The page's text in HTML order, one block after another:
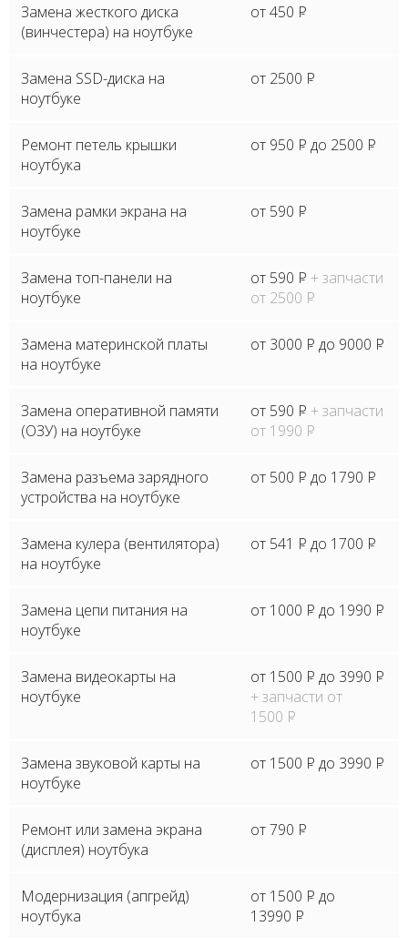
Замена жесткого диска
(винчестера) на ноутбуке
от 450 P
Замена SSD-диска на
ноутбуке
от 2500 P
Ремонт петель крышки
ноутбука
от 950 P до 2500 P
Замена рамки экрана на
ноутбуке
от 590 P
Замена топ-панели на
ноутбуке
от 590 P + запчасти
от 2500 P
Замена материнской платы
на ноутбуке
от 3000 P до 9000 P
Замена оперативной памяти
(ОЗУ) на ноутбуке
от 590 P + запчасти
от 1990 P
Замена разъема зарядного
устройства на ноутбуке
от 500 P до 1790 P
Замена кулера (вентилятора)
на ноутбуке
от 541 P до 1700 P
Замена цепи питания на
ноутбуке
от 1000 P до 1990 P
Замена видеокарты на
ноутбуке
от 1500 P до 3990 P
+ запчасти от
1500 P
Замена звуковой карты на
ноутбуке
от 1500 P до 3990 P
Ремонт или замена экрана
(дисплея) ноутбука
от 790 P
Модернизация (апгрейд)
ноутбука
от 1500 P до
13990 P